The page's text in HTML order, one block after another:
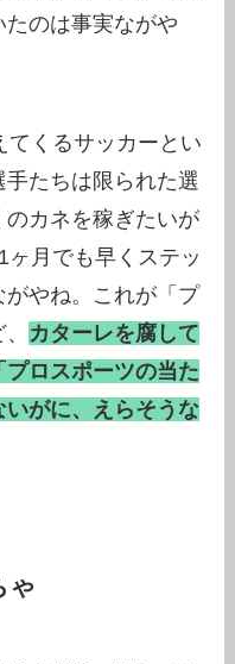
たのは事実ながや
てくるサッカーとい
たちは限られた選
カネを稼ぎたいが
月でも早くステッ
やね。これが「プ
カターレを腐して
ロスポーツの当た
いがに、えらそうな
ゃ